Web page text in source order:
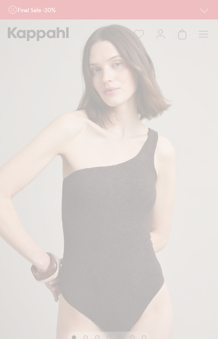
Final Sale -30%
Ważne przy zakupie min. 2 sztuk produktów włączonych w ofertę, również z
działu outlet do 10.8 w sklepach Kappahl i Newbie oraz na kappahl.com. Ofert
nie łączymy
Dziecko